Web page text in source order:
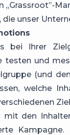
„Grassroot”-
unser
bei Ihrer
und
(und
welche
mit den